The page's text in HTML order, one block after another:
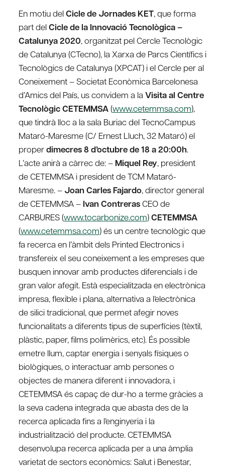
En motiu delCicle de Jornades KET, que forma
part delCicle de la Innovació Tecnològica –
Catalunya 2020, organitzat pel Cercle Tecnològic
de Catalunya (CTecno), la Xarxa de Parcs Científics i
Tecnològics de Catalunya (XPCAT) i el Cercle per al
Coneixement – Societat Econòmica Barcelonesa
d’Amics del País, us convidem a la Visita al Centre
Tecnològic CETEMMSA(www.cetemmsa.com),
que tindrà lloc a la sala Buriac del TecnoCampus
Mataró-Maresme (C/ Ernest Lluch, 32 Mataró) el
properdimecres 8 d’octubre de 18 a 20:00h.
L’acte anirà a càrrec de: – Miquel Rey, president
de CETEMMSA i president de TCM Mataró-
Maresme. – Joan Carles Fajardo, director general
de CETEMMSA – Ivan ContrerasCEO de
CARBURES (www.tocarbonize.com)CETEMMSA
(www.cetemmsa.com) és un centre tecnològic que
fa recerca en l’àmbit dels Printed Electronics i
transfereix el seu coneixement a les empreses que
busquen innovar amb productes diferencials i de
gran valor afegit. Està especialitzada en electrònica
impresa, flexible i plana, alternativa a l’electrònica
de silici tradicional, que permet afegir noves
funcionalitats a diferents tipus de superfícies (tèxtil,
plàstic, paper, films polimèrics, etc). És possible
emetre llum, captar energia i senyals físiques o
biològiques, o interactuar amb persones o
objectes de manera diferent i innovadora, i
CETEMMSA és capaç de dur-ho a terme gràcies a
la seva cadena integrada que abasta des de la
recerca aplicada fins a l’enginyeria i la
industrialització del producte. CETEMMSA
desenvolupa recerca aplicada per a una àmplia
varietat de sectors econòmics: Salut i Benestar,